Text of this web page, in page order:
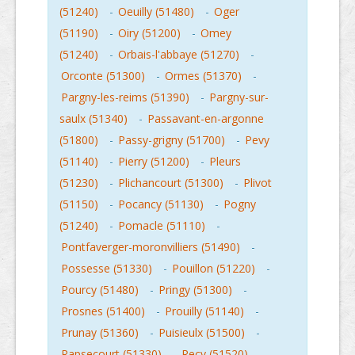
(51240) - Oeuilly (51480) - Oger
(51190)
- Oiry (51200) - Omey
(51240)
- Orbais-l'abbaye (51270)
-
Orconte (51300)
- Ormes (51370)
-
Pargny-les-reims (51390)
- Pargny-sur-
saulx (51340)
- Passavant-en-argonne
(51800)
- Passy-grigny (51700) - Pevy
(51140)
- Pierry (51200) - Pleurs
(51230)
- Plichancourt (51300) - Plivot
(51150)
- Pocancy (51130) - Pogny
(51240)
- Pomacle (51110)
-
Pontfaverger-moronvilliers (51490)
-
Possesse (51330)
- Pouillon (51220)
-
Pourcy (51480)
- Pringy (51300)
-
Prosnes (51400)
- Prouilly (51140)
-
Prunay (51360)
- Puisieulx (51500)
-